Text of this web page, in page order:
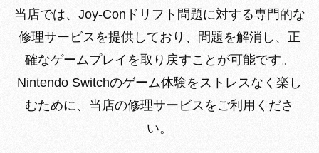
当店では、Joy-Conドリフト問題に対する専門的な
修理サービスを提供しており、問題を解消し、正
確なゲームプレイを取り戻すことが可能です。
Nintendo Switchのゲーム体験をストレスなく楽し
むために、当店の修理サービスをご利用くださ
い。